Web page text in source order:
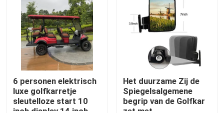
Huis
Producten
Ongeveer ons
6 personen elektrisch
luxe golfkarretje
sleutelloze start 10
Het duurzame Zij de
Spiegelsalgemene
begrip van de Golfkar